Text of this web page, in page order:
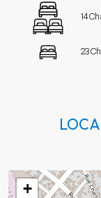
14
23
+